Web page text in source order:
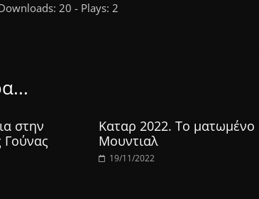
20 - Plays: 2
στην
Γούνας
Καταρ 2022. Το ματωμένο
Μουντιαλ
19/11/2022